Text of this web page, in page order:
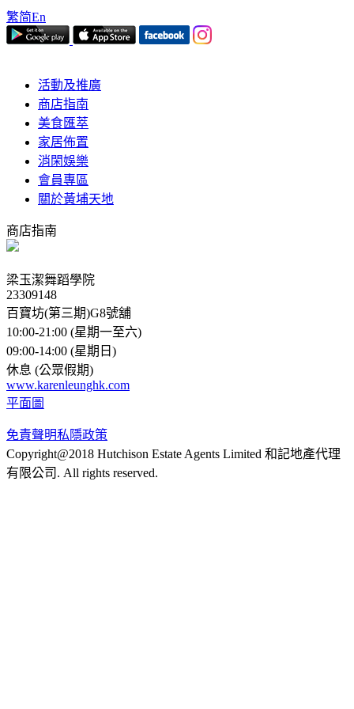
繁简En
活動及推廣
商店指南
美食匯萃
家居佈置
消閑娛樂
會員專區
關於黃埔天地
商店指南
梁玉潔舞蹈學院
23309148
百寶坊(第三期)G8號舖
10:00-21:00 (星期一至六)
09:00-14:00 (星期日)
休息 (公眾假期)
www.karenleunghk.com
平面圖
免責聲明私隱政策
Copyright@2018 Hutchison Estate Agents Limited 和記地產代理
有限公司. All rights reserved.